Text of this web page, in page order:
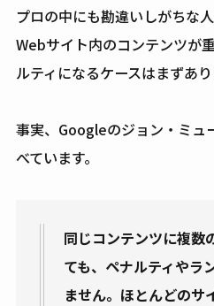
プロの中にも勘違いしがちな
Webサイト内のコンテンツが
ルティになるケースはまずあり
事実、Googleのジョン・ミュ
べています。
同じコンテンツに複数
ても、ペナルティやラ
ません。ほとんどのサ